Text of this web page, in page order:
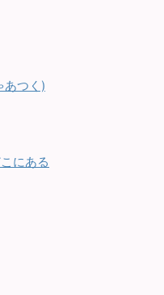
あつく)
にある